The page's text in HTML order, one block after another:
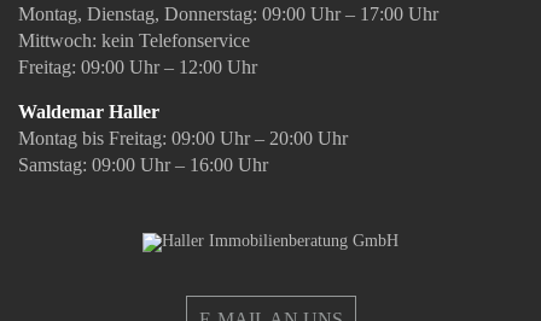
Montag, Dienstag, Donnerstag: 09:00 Uhr – 17:00 Uhr
Mittwoch: kein Telefonservice
Freitag: 09:00 Uhr – 12:00 Uhr
Waldemar Haller
Montag bis Freitag: 09:00 Uhr – 20:00 Uhr
Samstag: 09:00 Uhr – 16:00 Uhr